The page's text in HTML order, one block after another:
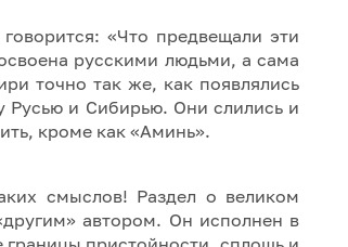
«Что предвещали эти
русскими людьми, а сама
точно так же, как появлялись
и Сибирью. Они слились и
кроме как «Аминь».
смыслов! Раздел о великом
автором. Он исполнен в